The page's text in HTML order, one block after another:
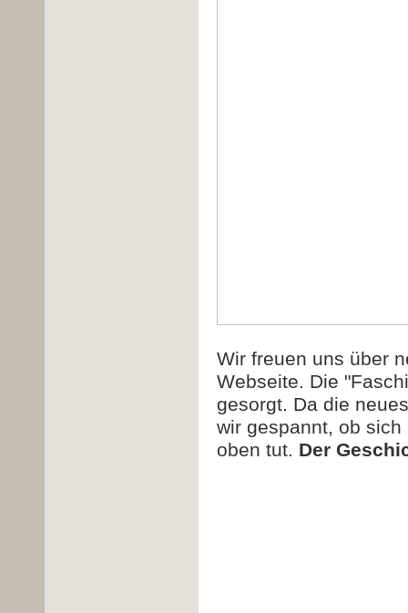
Wir freuen uns über
Webseite. Die
gesorgt. Da die
wir gespannt, ob
oben tut. Der